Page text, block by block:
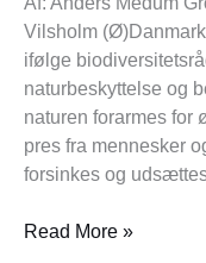
Vilsholm
ifølge
naturbeskyttelse og
naturen forarmes for
pres fra mennesker
forsinkes og
Read More »